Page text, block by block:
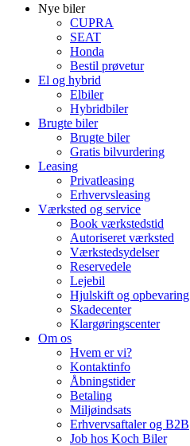
Nye biler
CUPRA
SEAT
Honda
Bestil prøvetur
El og hybrid
Elbiler
Hybridbiler
Brugte biler
Brugte biler
Gratis bilvurdering
Leasing
Privatleasing
Erhvervsleasing
Værksted og service
Book værkstedstid
Autoriseret værksted
Værkstedsydelser
Reservedele
Lejebil
Hjulskift og opbevaring
Skadecenter
Klargøringscenter
Om os
Hvem er vi?
Kontaktinfo
Åbningstider
Betaling
Miljøindsats
Erhvervsaftaler og B2B
Job hos Koch Biler